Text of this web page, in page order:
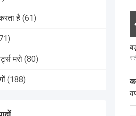
है (61)
मरो (80)
(188)